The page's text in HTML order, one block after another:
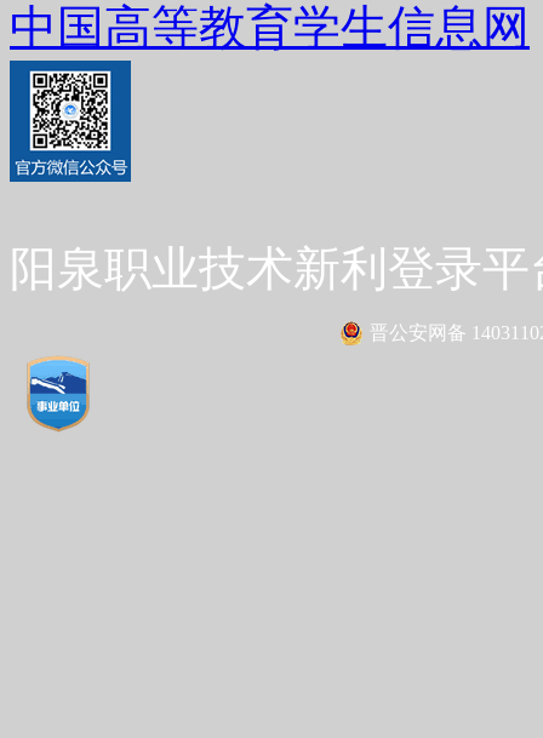
中国高等教育学生信息网
阳泉职业技术新利登录
晋公安网备